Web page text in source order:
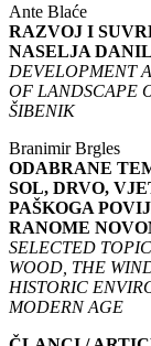
Ante Blaće
RAZVOJ I
NASELJA
DEVELOPMENT
OF LANDSCAPE
ŠIBENIK
Branimir Brgles
ODABRANE
SOL, DRVO,
PAŠKOGA
RANOME
SELECTED
WOOD, THE
HISTORIC
MODERN AGE